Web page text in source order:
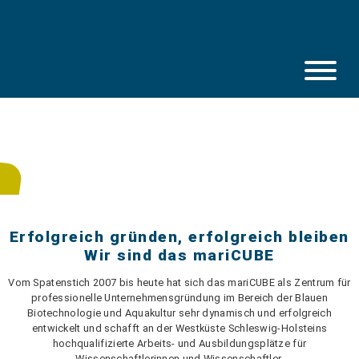
Erfolgreich gründen, erfolgreich bleiben
Wir sind das mariCUBE
Vom Spatenstich 2007 bis heute hat sich das mariCUBE als Zentrum für
professionelle Unternehmensgründung im Bereich der Blauen
Biotechnologie und Aquakultur sehr dynamisch und erfolgreich
entwickelt und schafft an der Westküste Schleswig-Holsteins
hochqualifizierte Arbeits- und Ausbildungsplätze für